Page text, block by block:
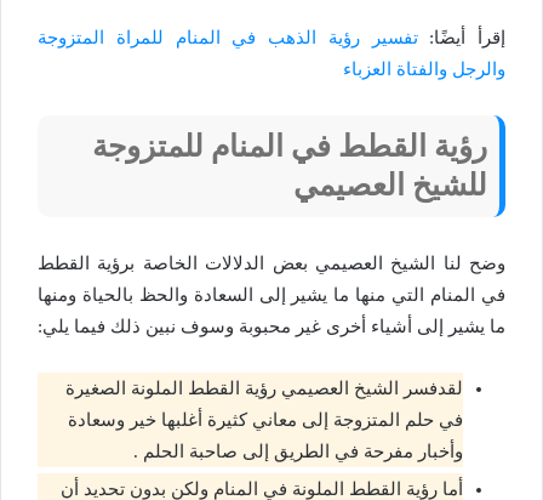
إقرأ أيضًا:تفسير رؤية الذهب في المنام للمراة المتزوجة
والرجل والفتاة العزباء
رؤية القطط في المنام للمتزوجة
للشيخ العصيمي
وضح لنا الشيخ العصيمي بعض الدلالات الخاصة برؤية القطط
في المنام التي منها ما يشير إلى السعادة والحظ بالحياة ومنها
ما يشير إلى أشياء أخرى غير محبوبة وسوف نبين ذلك فيما يلي:
لقدفسر الشيخ العصيمي رؤية القطط الملونة الصغيرة
في حلم المتزوجة إلى معاني كثيرة أغلبها خير وسعادة
وأخبار مفرحة في الطريق إلى صاحبة الحلم .
أما رؤية القطط الملونة في المنام ولكن بدون تحديد أن